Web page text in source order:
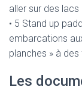
aller sur des
• 5 Stand up
embarcations
planches » à
Les